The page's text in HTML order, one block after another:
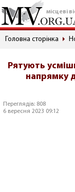
місцеві
Головна сторінка
Рятують
напрямку
Переглядів: 808
6 вересня 2023 09:12